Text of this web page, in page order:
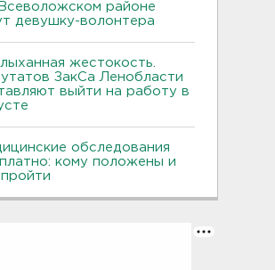
районе
девушку-волонтера
жестокость.
ЗакСа Ленобласти
выйти на работу в
обследования
кому положены и